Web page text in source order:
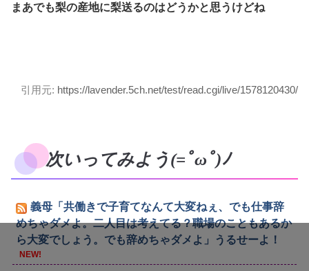
まあでも梨の産地に梨送るのはどうかと思うけどね
引用元: https://lavender.5ch.net/test/read.cgi/live/1578120430/
次いってみよう(=ﾟωﾟ)ﾉ
義母「共働きで子育てなんて大変ねぇ、でも仕事辞
めちゃダメよ。二人目は考えてる？職場のこともあるか
ら大変でしょう。でも辞めちゃダメよ」うるせーよ！
NEW!